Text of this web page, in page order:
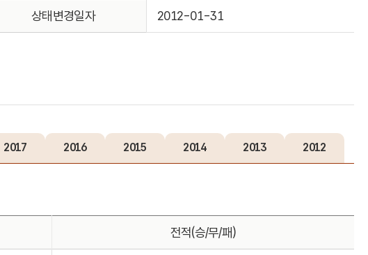
상태변경일자 2012-01-31
2017 2016 2015 2014 2013 2012
전적(승/무/패)